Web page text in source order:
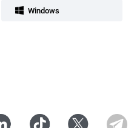
Windows